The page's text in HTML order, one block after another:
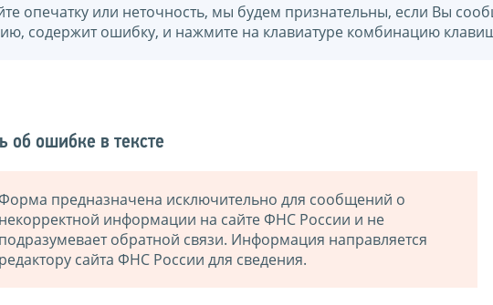
опечатку или неточность, мы будем признательны, если Вы
содержит ошибку, и нажмите на клавиатуре комбинацию
об ошибке в тексте
предназначена исключительно для сообщений о
некорректной информации на сайте ФНС России и не
подразумевает обратной связи. Информация направляется
редактору сайта ФНС России для сведения.